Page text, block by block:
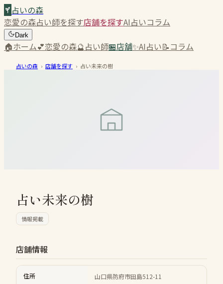
占いの森
恋愛の森占い師を探す店舗を探すAI占いコラム
Dark
🏠ホーム💕恋愛の森🔮占い師🏪店舗✨AI占い📝コラム
占いの森 › 店舗を探す › 占い未来の樹
占い未来の樹
情報掲載
店舗情報
住所 山口県防府市田島512-11